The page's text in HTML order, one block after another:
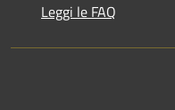
Leggi le FAQ